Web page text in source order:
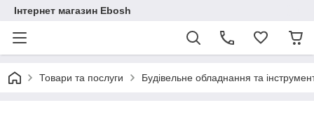
Інтернет магазин Ebosh
Товари та послуги Будівельне обладнання та